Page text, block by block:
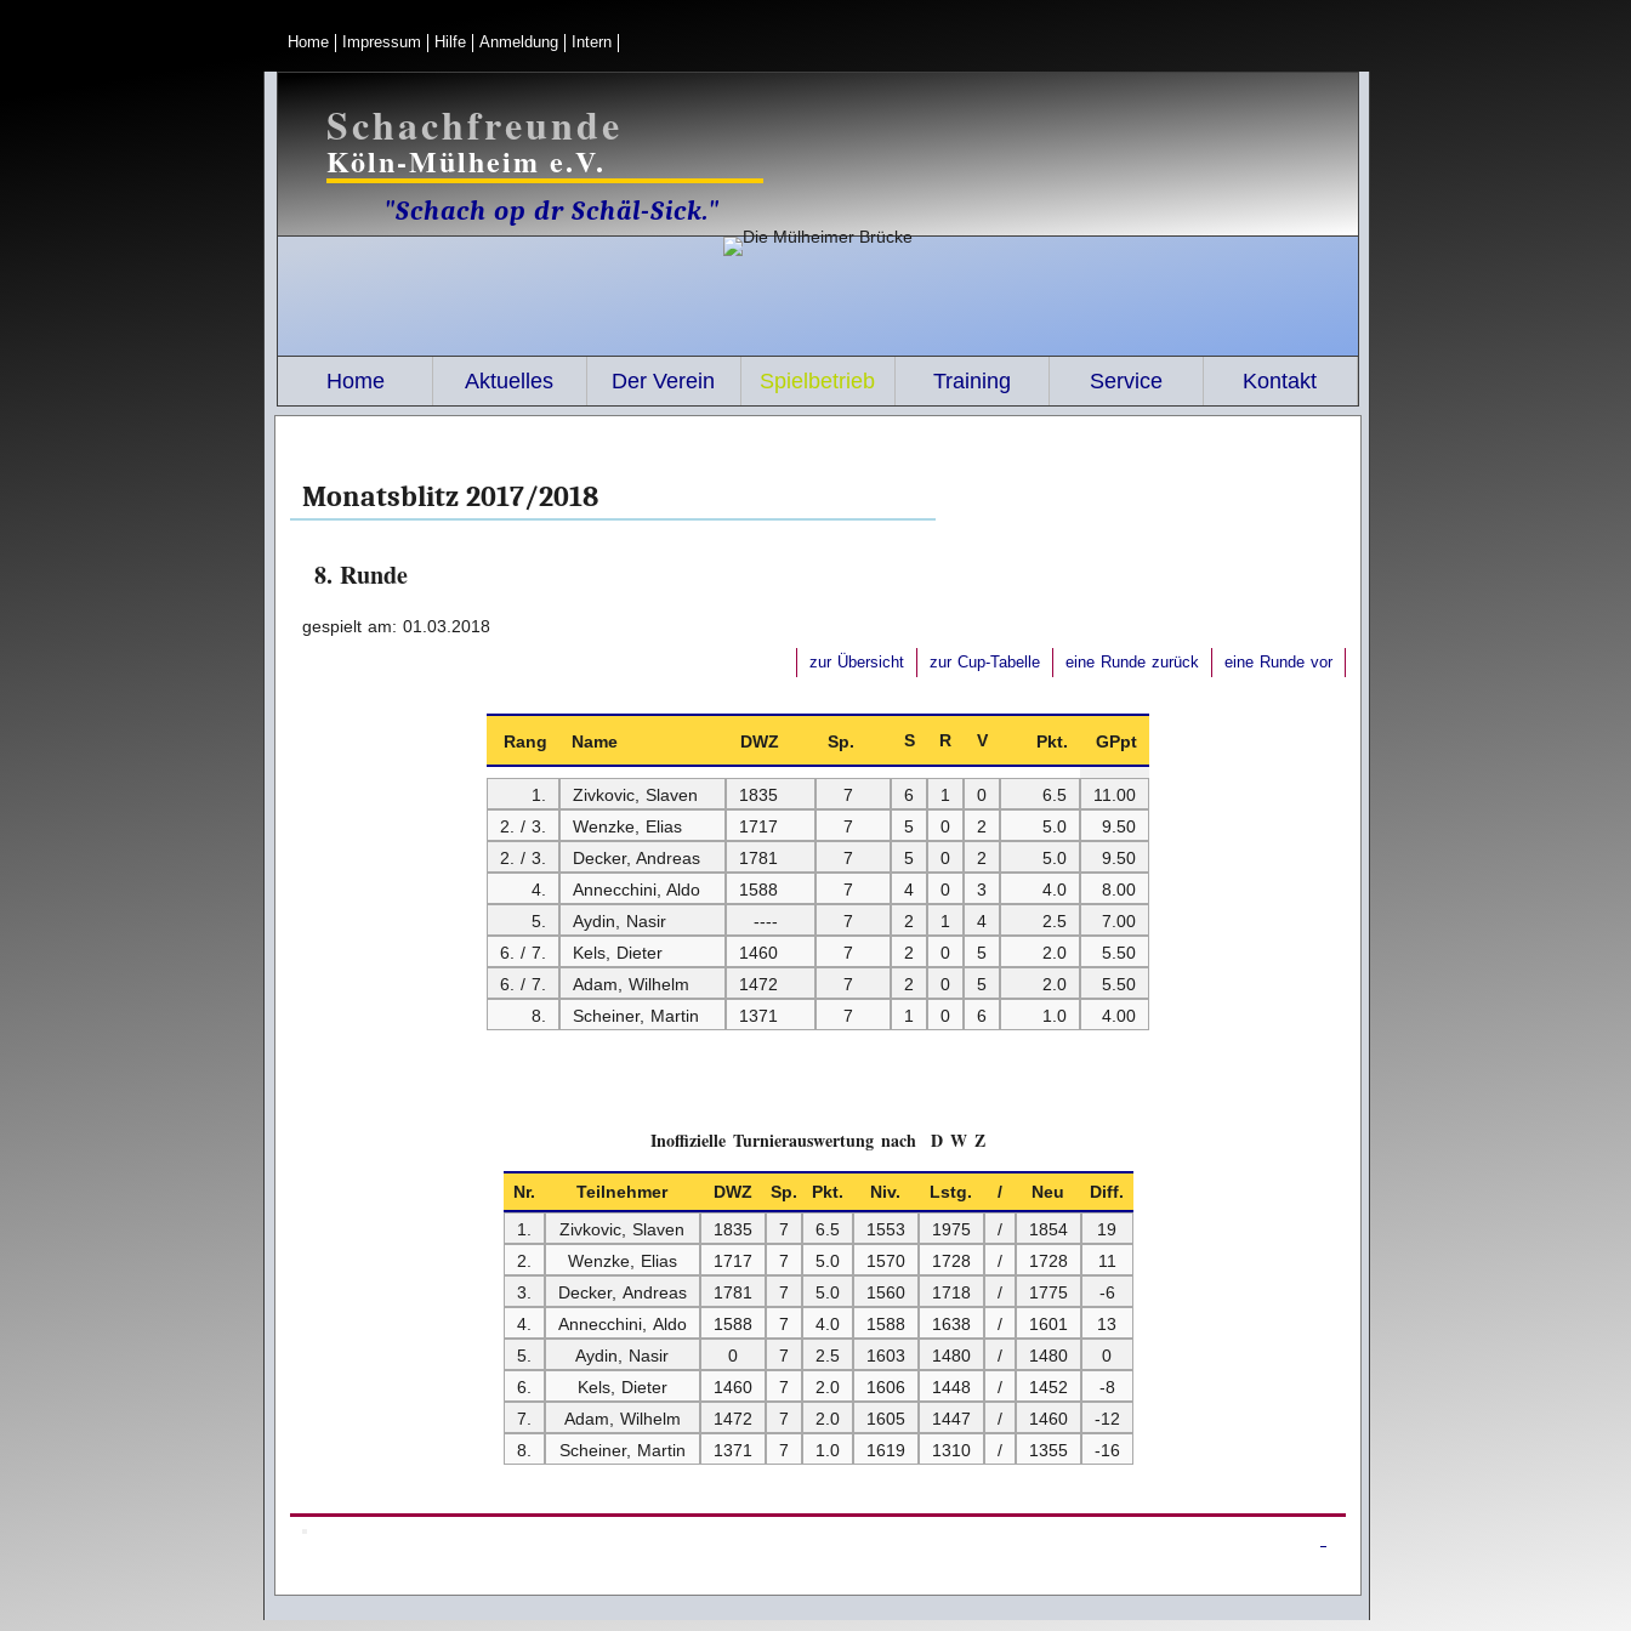
Home Impressum Hilfe Anmeldung Intern
Schachfreunde
Köln-Mülheim e.V.
"Schach op dr Schäl-Sick."
Home Aktuelles Der Verein Spielbetrieb Training Service Kontakt
Monatsblitz 2017/2018
8. Runde
gespielt am: 01.03.2018
zur Übersicht zur Cup-Tabelle eine Runde zurück eine Runde vor
Rang Name DWZ Sp. S R V Pkt. GPpt
1. Zivkovic, Slaven 1835 7 6 1 0 6.5
11.00
2. / 3.
Wenzke, Elias 1717 7 5 0 2 5.0
9.50
2. / 3.
Decker, Andreas 1781 7 5 0 2 5.0
9.50
4.
Annecchini, Aldo 1588 7 4 0 3 4.0
8.00
5.
Aydin, Nasir ---- 7 2 1 4 2.5
7.00
6. / 7.
Kels, Dieter 1460 7 2 0 5 2.0
5.50
6. / 7.
Adam, Wilhelm 1472 7 2 0 5 2.0
5.50
8.
Scheiner, Martin 1371 7 1 0 6 1.0 4.00
Inoffizielle Turnierauswertung nach D W Z
Nr. Teilnehmer DWZ Sp. Pkt. Niv. Lstg. / Neu
Diff.
1.
Zivkovic, Slaven 1835 7 6.5 1553 1975 / 1854
19
2.
Wenzke, Elias 1717 7 5.0 1570 1728 / 1728
11
3.
Decker, Andreas 1781 7 5.0 1560 1718 / 1775
-6
4.
Annecchini, Aldo 1588 7 4.0 1588 1638 / 1601
13
5.
Aydin, Nasir 0 7 2.5 1603 1480 / 1480
0
6.
Kels, Dieter 1460 7 2.0 1606 1448 / 1452
-8
7.
Adam, Wilhelm 1472 7 2.0 1605 1447 / 1460
-12
8.
Scheiner, Martin 1371 7 1.0 1619 1310 / 1355 -16